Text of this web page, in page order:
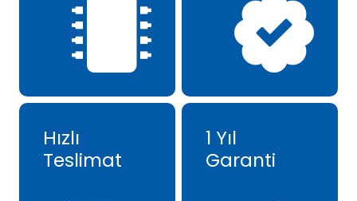
Hızlı
Teslimat
1 Yıl
Garanti